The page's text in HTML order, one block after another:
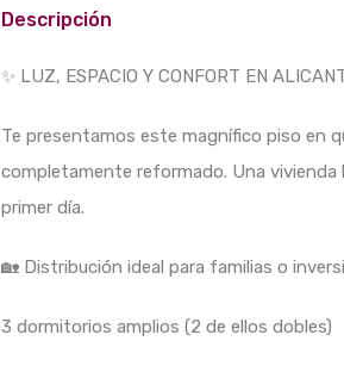
Descripción
✨ LUZ, ESPACIO Y CONFORT EN
Te presentamos este magnífico piso en
completamente reformado. Una vivienda
primer día.
🏡 Distribución ideal para familias o
3 dormitorios amplios (2 de ellos dobles)